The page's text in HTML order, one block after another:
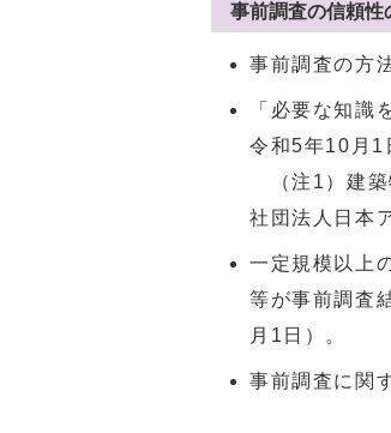
事前調査の信頼性
事前調査の方
「必要な知識
令和5年10月1
（注1）建築
社団法人日本
一定規模以上
等が事前調査
月1日）。
事前調査に関